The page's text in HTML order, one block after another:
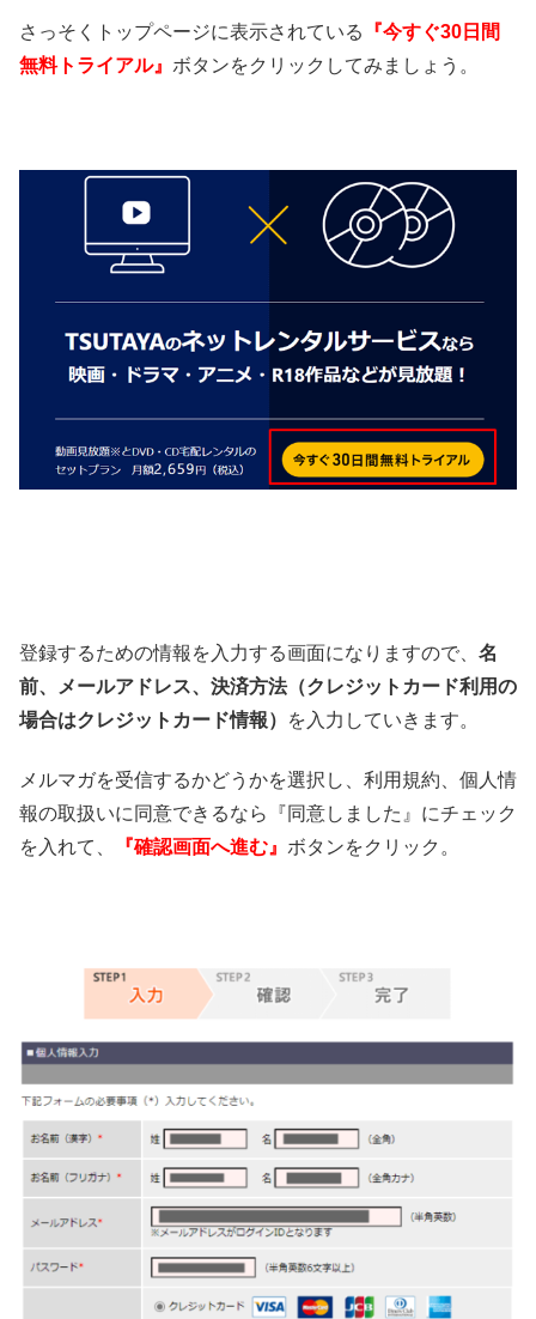
さっそくトップページに表示されている
『今すぐ30日間
無料トライアル』 ボタンをクリックしてみましょう。
登録するための情報を入力する画面になりますので、 名
前、メールアドレス、決済方法（クレジットカード利用の
場合はクレジットカード情報）
を入力していきます。
メルマガを受信するかどうかを選択し、利用規約、個人情
報の取扱いに同意できるなら『同意しました』にチェック
を入れて、
『確認画面へ進む』 ボタンをクリック。